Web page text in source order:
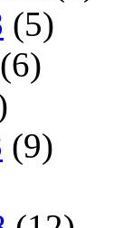
(5)
(6)
(9)